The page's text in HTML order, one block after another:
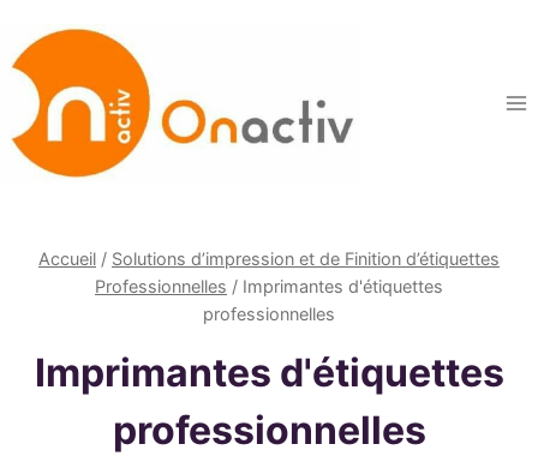
au
contenu
Accueil / Solutions d’impression et de Finition d’étiquettes
Professionnelles / Imprimantes d'étiquettes
professionnelles
Imprimantes d'étiquettes
professionnelles